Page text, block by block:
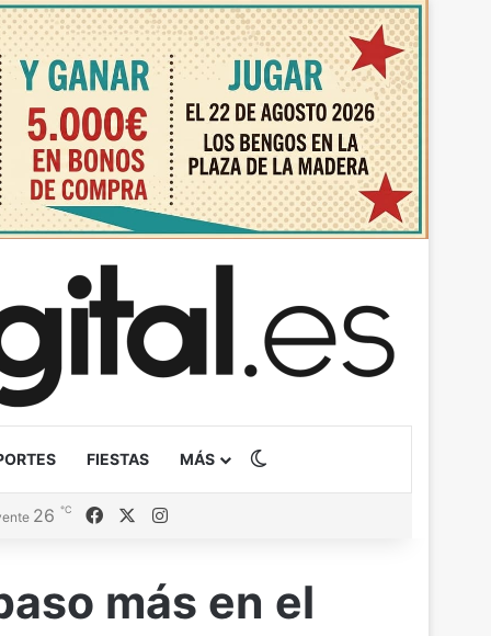
FIESTAS MÁS
26 ℃ FacebookInstagram
más en el